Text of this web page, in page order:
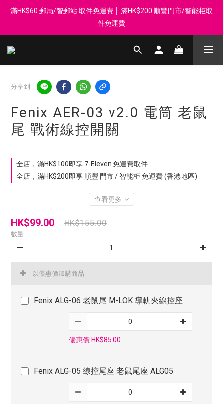
登記會員享每$50回贈$1 │ 滿HK$899 送 N-rit Campack Towel 吸
汗毛巾 韓國制 送完即止
滿HK$60 郵局/智郵站 取件免運費 │ 滿HK$200 順豐門市/智能柜取
件免運費
Whatsapp 98569349 │ 歡迎團體採購, 報價查詢, 接受採購卡
登記會員享每$50回贈$1 │ 滿HK$899 送 N-rit Campack Towel 吸
汗毛巾 韓國制 送完即止
分享到
Fenix AER-03 v2.0 電筒 老鼠
尾 戰術線控開關
全店，滿HK$100即享 7-Eleven 免運費取件
全店，滿HK$200即享 順豐 門市 / 智能柜 免運費 (香港地區)
查看更多
HK$99.00 HK$155.00
數量
以優惠價加購商品
Fenix ALG-06 老鼠尾 M-LOK 導軌夾線控座
優惠價 HK$85.00
Fenix ALG-05 線控尾座 老鼠尾座 ALG05